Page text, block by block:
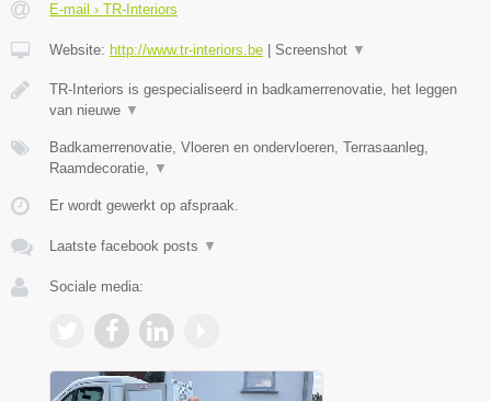
E-mail › TR-Interiors
Website: http://www.tr-interiors.be Screenshot ▼
TR-Interiors is gespecialiseerd in badkamerrenovatie, het leggen
van nieuwe ▼
Badkamerrenovatie, Vloeren en ondervloeren, Terrasaanleg,
Raamdecoratie, ▼
Er wordt gewerkt op afspraak.
Laatste facebook posts ▼
Sociale media: